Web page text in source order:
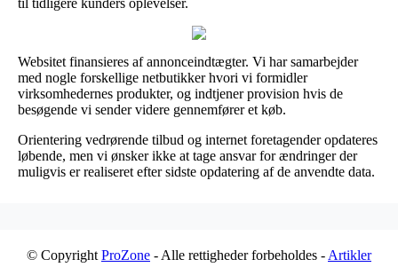
til tidligere kunders oplevelser.
Websitet finansieres af annonceindtægter. Vi har samarbejder
med nogle forskellige netbutikker hvori vi formidler
virksomhedernes produkter, og indtjener provision hvis de
besøgende vi sender videre gennemfører et køb.
Orientering vedrørende tilbud og internet foretagender opdateres
løbende, men vi ønsker ikke at tage ansvar for ændringer der
muligvis er realiseret efter sidste opdatering af de anvendte data.
© Copyright ProZone - Alle rettigheder forbeholdes - Artikler